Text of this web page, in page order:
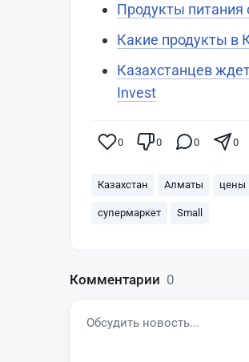
Продукты питания
Какие продукты в
Казахстанцев
Invest
0 0 0 0
Казахстан Алматы цены
супермаркет Small
Комментарии 0